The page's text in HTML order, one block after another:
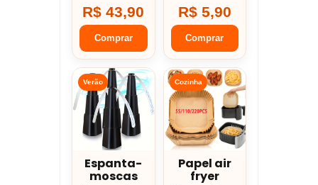
R$ 43,90
Comprar
R$ 5,90
Comprar
Verão
Espanta-
moscas
Cozinha
Papel air
fryer